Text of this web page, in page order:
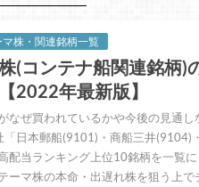
マ株・関連銘柄一覧
(コンテナ船関連銘柄)
2022年最新版】
なぜ買われているかや今後の見通
「日本郵船(9101)・商船三井(9104)
配当ランキング上位10銘柄を一覧に
ーマ株の本命・出遅れ株を狙う上